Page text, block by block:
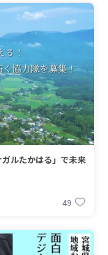
ルたかはる」で未来
49